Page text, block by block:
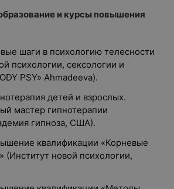
и курсы повышения
шаги в психологию телесности
психологии, сексологии и
PSY» Ahmadeeva).
детей и взрослых.
мастер гипнотерапии
гипноза, США).
квалификации «Корневые
новой психологии,